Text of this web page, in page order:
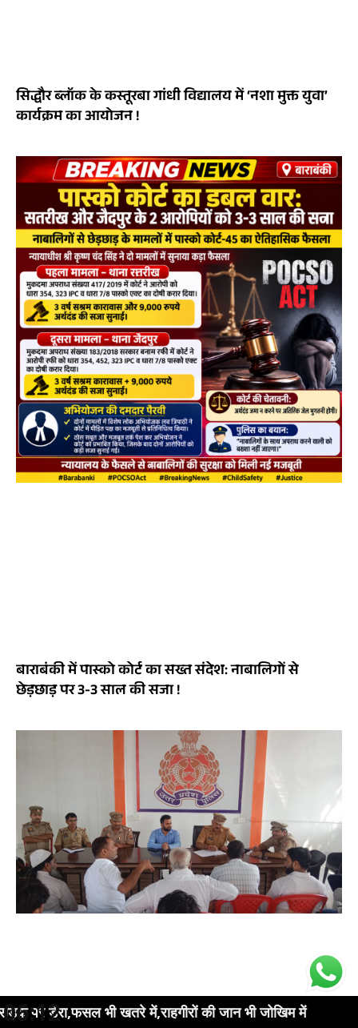
सिद्धौर ब्लॉक के कस्तूरबा गांधी विद्यालय में ‘नशा मुक्त युवा’
कार्यक्रम का आयोजन !
बाराबंकी में पास्को कोर्ट का सख्त संदेश: नाबालिगों से
छेड़छाड़ पर 3-3 साल की सजा !
में पसमांदा समाज की आवाज़ को मजबूत करने
06:12